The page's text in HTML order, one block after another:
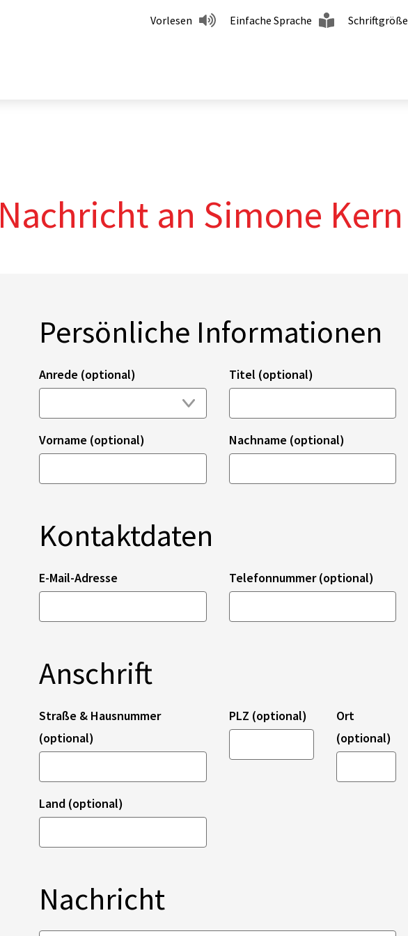
Vorlesen Einfache Sprache Schriftgröße
Nachricht an Simone Kern
Persönliche Informationen
Anrede (optional) Titel (optional)
Vorname (optional) Nachname (optional)
Kontaktdaten
E-Mail-Adresse Telefonnummer (optional)
Anschrift
Straße & Hausnummer
(optional)
PLZ (optional)
Ort
(optional)
Land (optional)
Nachricht